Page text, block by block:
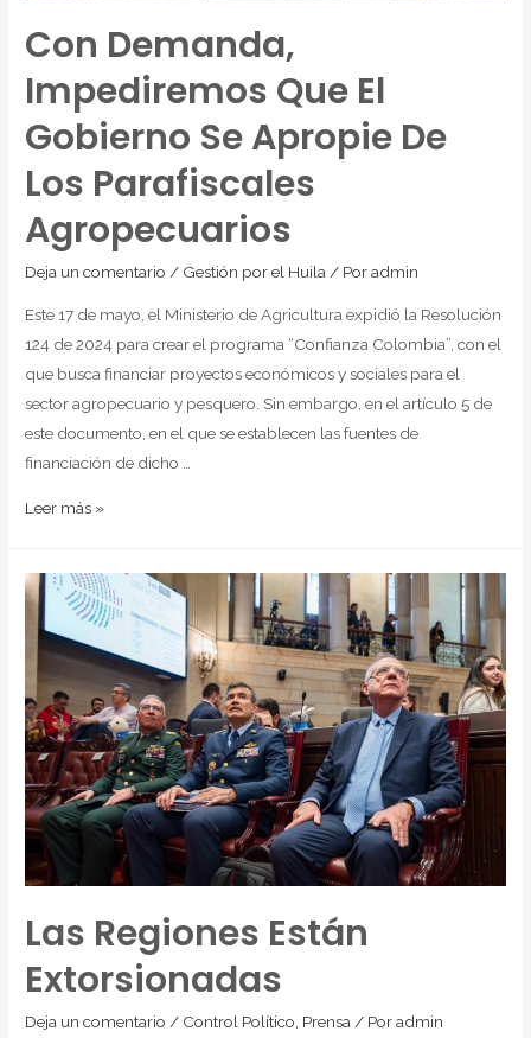
Con Demanda,
Impediremos Que El
Gobierno Se Apropie De
Los Parafiscales
Agropecuarios
Deja un comentario / Gestión por el Huila / Poradmin
Este 17 de mayo, el Ministerio de Agricultura expidió la Resolución
124 de 2024 para crear el programa “Confianza Colombia”, con el
que busca financiar proyectos económicos y sociales para el
sector agropecuario y pesquero. Sin embargo, en el artículo 5 de
este documento, en el que se establecen las fuentes de
financiación de dicho …
Leer más »
Las Regiones Están
Extorsionadas
Deja un comentario / Control Político Prensa / Poradmin